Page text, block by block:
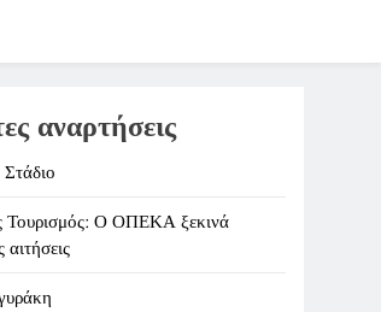
τις αιτήσεις
αργυράκη
ΟΦΗ»
αναρτήσεις
Τουρισμός: Ο ΟΠΕΚΑ ξεκινά
αιτήσεις